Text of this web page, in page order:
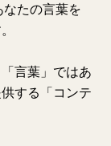
たの言葉を
言葉」ではあ
する「コンテ